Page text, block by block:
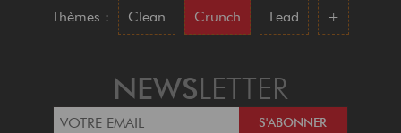
Thèmes :
Clean Crunch Lead +
NEWSLETTER